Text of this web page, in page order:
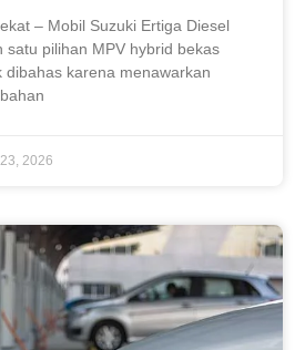
– Mobil Suzuki Ertiga Diesel
satu pilihan MPV hybrid bekas
dibahas karena menawarkan
2026